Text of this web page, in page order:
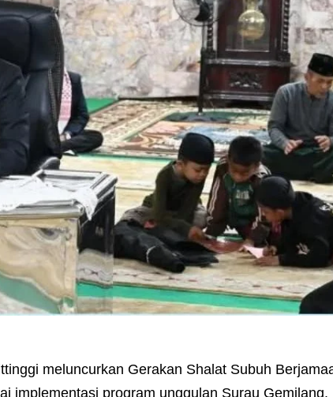
meluncurkan Gerakan Shalat Subuh
implementasi program unggulan Surau Gemilang.